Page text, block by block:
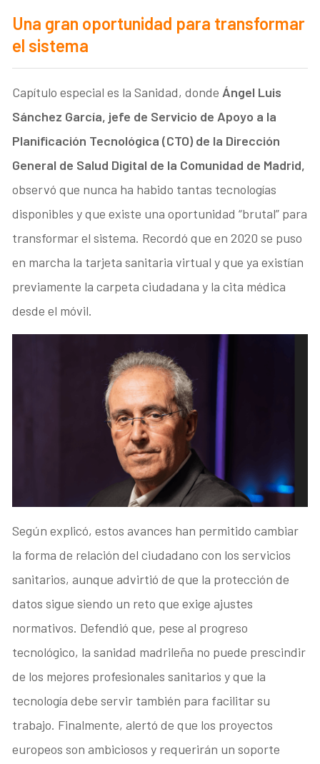
Una gran oportunidad para transformar
el sistema
Capítulo especial es la Sanidad, donde Ángel Luis
Sánchez García, jefe de Servicio de Apoyo a la
Planificación Tecnológica (CTO) de la Dirección
General de Salud Digital de la Comunidad de Madrid,
observó que nunca ha habido tantas tecnologías
disponibles y que existe una oportunidad “brutal” para
transformar el sistema. Recordó que en 2020 se puso
en marcha la tarjeta sanitaria virtual y que ya existían
previamente la carpeta ciudadana y la cita médica
desde el móvil.
Según explicó, estos avances han permitido cambiar
la forma de relación del ciudadano con los servicios
sanitarios, aunque advirtió de que la protección de
datos sigue siendo un reto que exige ajustes
normativos. Defendió que, pese al progreso
tecnológico, la sanidad madrileña no puede prescindir
de los mejores profesionales sanitarios y que la
tecnología debe servir también para facilitar su
trabajo. Finalmente, alertó de que los proyectos
europeos son ambiciosos y requerirán un soporte